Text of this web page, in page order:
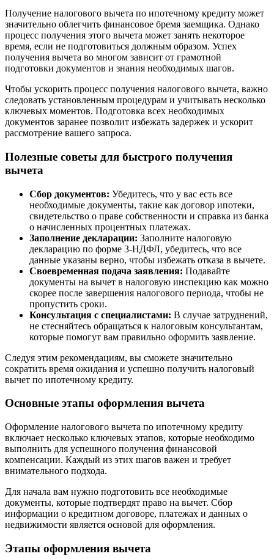
Получение налогового вычета по ипотечному кредиту может
значительно облегчить финансовое бремя заемщика. Однако
процесс получения этого вычета может занять некоторое
время, если не подготовиться должным образом. Успех
получения вычета во многом зависит от грамотной
подготовки документов и знания необходимых шагов.
Чтобы ускорить процесс получения налогового вычета, важно
следовать установленным процедурам и учитывать несколько
ключевых моментов. Подготовка всех необходимых
документов заранее позволит избежать задержек и ускорит
рассмотрение вашего запроса.
Полезные советы для быстрого получения
вычета
Сбор документов: Убедитесь, что у вас есть все
необходимые документы, такие как договор ипотеки,
свидетельство о праве собственности и справка из банка
о начисленных процентных платежах.
Заполнение декларации: Заполните налоговую
декларацию по форме 3-НДФЛ, убедитесь, что все
данные указаны верно, чтобы избежать отказа в вычете.
Своевременная подача заявления: Подавайте
документы на вычет в налоговую инспекцию как можно
скорее после завершения налогового периода, чтобы не
пропустить сроки.
Консультация с специалистами: В случае затруднений,
не стесняйтесь обращаться к налоговым консультантам,
которые помогут вам правильно оформить заявление.
Следуя этим рекомендациям, вы сможете значительно
сократить время ожидания и успешно получить налоговый
вычет по ипотечному кредиту.
Основные этапы оформления вычета
Оформление налогового вычета по ипотечному кредиту
включает несколько ключевых этапов, которые необходимо
выполнить для успешного получения финансовой
компенсации. Каждый из этих шагов важен и требует
внимательного подхода.
Для начала вам нужно подготовить все необходимые
документы, которые подтвердят право на вычет. Сбор
информации о кредитном договоре, платежах и данных о
недвижимости является основой для оформления.
Этапы оформления вычета